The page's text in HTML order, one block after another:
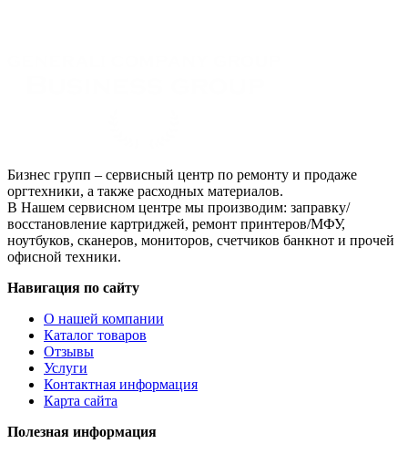
imagePROGRAF
TM-
200/205/300/305
Бизнес групп – сервисный центр по ремонту и продаже
оргтехники, а также расходных материалов.
В Нашем сервисном центре мы производим: заправку/
восстановление картриджей, ремонт принтеров/МФУ,
ноутбуков, сканеров, мониторов, счетчиков банкнот и прочей
офисной техники.
Навигация по сайту
О нашей компании
Каталог товаров
Отзывы
Услуги
Контактная информация
Карта сайта
Полезная информация